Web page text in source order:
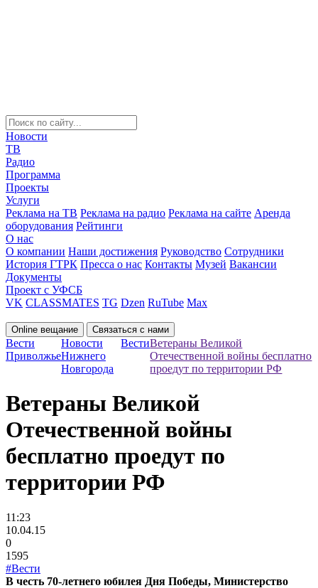
Новости
ТВ
Радио
Программа
Проекты
Услуги
Реклама на ТВ Реклама на радио Реклама на сайте Аренда
оборудования Рейтинги
О нас
О компании Наши достижения Руководство Сотрудники
История ГТРК Пресса о нас Контакты Музей Вакансии
Документы
Проект с УФСБ
VK CLASSMATES TG Dzen RuTube Max
Online вещание Связаться с нами
Вести
Приволжье
Новости
Нижнего
Новгорода
ВестиВетераны Великой
Отечественной войны бесплатно
проедут по территории РФ
Ветераны Великой
Отечественной войны
бесплатно проедут по
территории РФ
11:23
10.04.15
0
1595
#Вести
В честь 70-летнего юбилея Дня Победы, Министерство